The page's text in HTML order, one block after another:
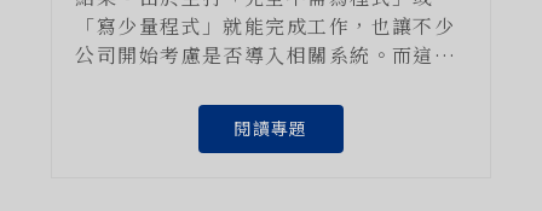
「寫少量程式」就能完成工作，也讓不少
公司開始考慮是否導入相關系統。而這麼
閱讀專題